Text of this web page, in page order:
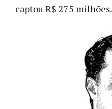
captou R$ 275 milhões.